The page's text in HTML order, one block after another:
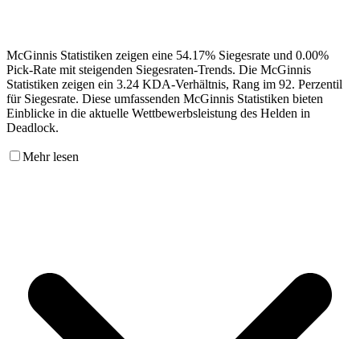
McGinnis Statistiken zeigen eine 54.17% Siegesrate und 0.00%
Pick-Rate mit steigenden Siegesraten-Trends. Die McGinnis
Statistiken zeigen ein 3.24 KDA-Verhältnis, Rang im 92. Perzentil
für Siegesrate. Diese umfassenden McGinnis Statistiken bieten
Einblicke in die aktuelle Wettbewerbsleistung des Helden in
Deadlock.
Mehr lesen